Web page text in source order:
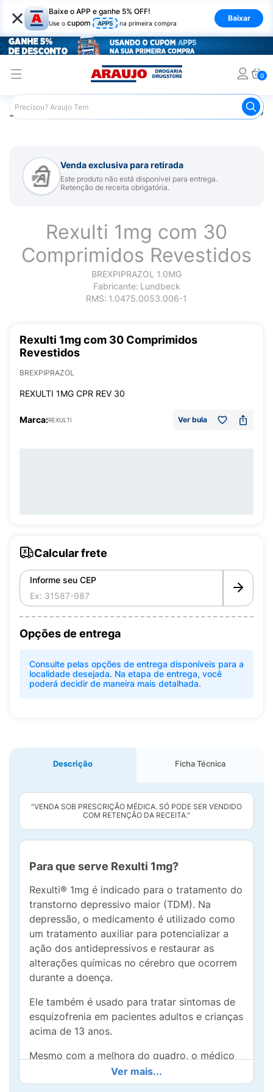
× Baixe o APP e ganhe 5% OFF!
Use o cupom APP5 na primeira compra
Baixar
0
Araujo Medicamentos Remédio para Sistema Nervoso
Venda exclusiva para retirada
Este produto não está disponível para entrega.
Retenção de receita obrigatória.
Rexulti 1mg com 30
Comprimidos Revestidos
BREXPIPRAZOL 1.0MG
Fabricante: Lundbeck
RMS: 1.0475.0053.006-1
Rexulti 1mg com 30 Comprimidos
Revestidos
BREXPIPRAZOL
REXULTI 1MG CPR REV 30
Marca:REXULTI Ver bula
Calcular frete
Informe seu CEP
Opções de entrega
Consulte pelas opções de entrega disponíveis para a
localidade desejada. Na etapa de entrega, você
poderá decidir de maneira mais detalhada.
Descrição Ficha Técnica
"VENDA SOB PRESCRIÇÃO MÉDICA. SÓ PODE SER VENDIDO
COM RETENÇÃO DA RECEITA."
Para que serve Rexulti 1mg?
Rexulti® 1mg é indicado para o tratamento do
transtorno depressivo maior (TDM). Na
depressão, o medicamento é utilizado como
um tratamento auxiliar para potencializar a
ação dos antidepressivos e restaurar as
alterações químicas no cérebro que ocorrem
durante a doença.
Ele também é usado para tratar sintomas de
esquizofrenia em pacientes adultos e crianças
acima de 13 anos.
Mesmo com a melhora do quadro, o médico
pode continuar a prescrever Rexulti, de forma
a evitar a reincidência de sintomas.
Ver mais...